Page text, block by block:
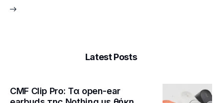
Latest Posts
CMF Clip Pro: Τα open-ear